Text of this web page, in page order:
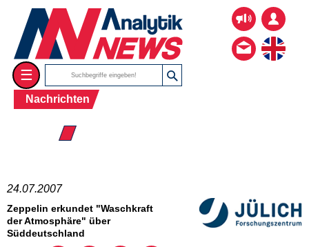
☰
Nachrichten
☰ 2007
24.07.2007
Zeppelin erkundet "Waschkraft
der Atmosphäre" über
Süddeutschland